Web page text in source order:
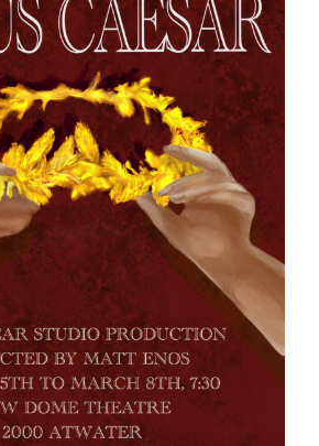
Outils
Liens
Menu principal
Programmes
Formation continue
Admissions
La vie à Dawson
Qui vous êtes
Futurs étudiants
Étudiants actuels